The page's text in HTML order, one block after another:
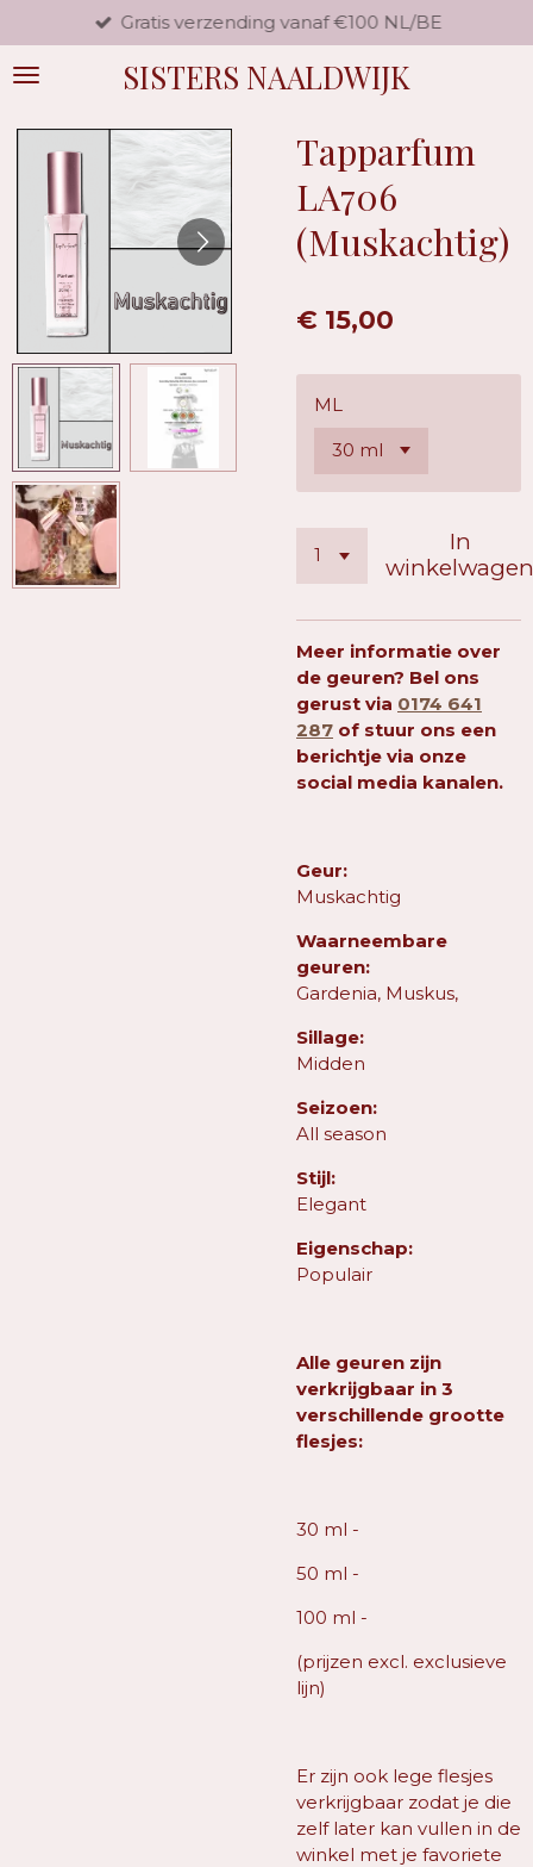
direct
naar
hoofdinhoud
SISTERS NAALDWIJK
Gratis verzending vanaf €100 NL/BE
Tapparfum
LA706
(Muskachtig)
€ 15,00
ML
In
Meer informatie over
de geuren? Bel ons
gerust via 0174 641
287 of stuur ons een
berichtje via onze
social media kanalen.
Geur:
Muskachtig
Waarneembare
geuren:
Gardenia, Muskus,
Sillage:
Midden
Seizoen:
All season
Stijl:
Elegant
Eigenschap:
Populair
Alle geuren zijn
verkrijgbaar in 3
verschillende grootte
flesjes:
30 ml -
50 ml -
100 ml -
(prijzen excl. exclusieve
lijn)
Er zijn ook lege flesjes
verkrijgbaar zodat je die
zelf later kan vullen in de
winkel met je favoriete